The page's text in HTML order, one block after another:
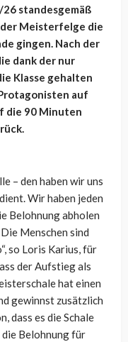
26 standesgemäß
Meisterfelge die
gingen. Nach der
dank der nur
Klasse gehalten
auf
die 90 Minuten
– den haben wir uns
Wir haben jeden
Belohnung abholen
Menschen sind
so Loris Karius, für
der Aufstieg als
hat einen
gewinnst zusätzlich
dass es die Schale
Belohnung für